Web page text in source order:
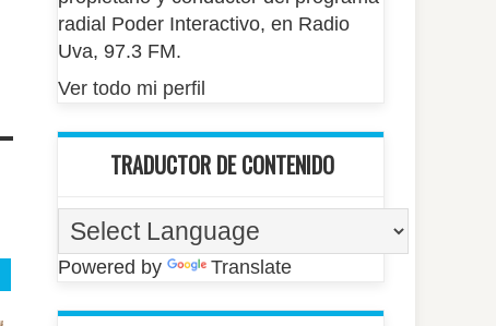
radial Poder Interactivo, en Radio
Uva, 97.3 FM.
Ver todo mi perfil
TRADUCTOR DE CONTENIDO
Powered by Translate